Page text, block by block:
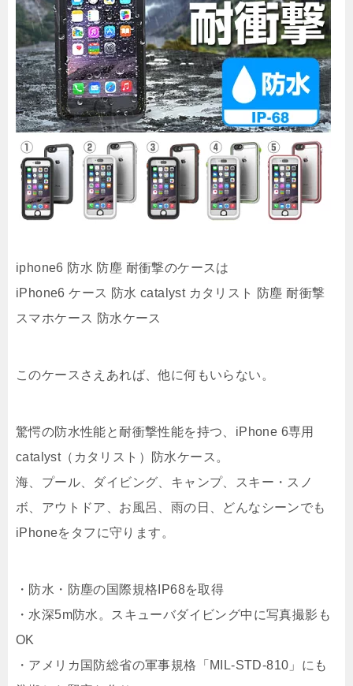
iphone6 防水 防塵 耐衝撃のケースは
iPhone6 ケース 防水 catalyst カタリスト 防塵 耐衝撃
スマホケース 防水ケース
このケースさえあれば、他に何もいらない。
驚愕の防水性能と耐衝撃性能を持つ、iPhone 6専用
catalyst（カタリスト）防水ケース。
海、プール、ダイビング、キャンプ、スキー・スノ
ボ、アウトドア、お風呂、雨の日、どんなシーンでも
iPhoneをタフに守ります。
・防水・防塵の国際規格IP68を取得
・水深5m防水。スキューバダイビング中に写真撮影も
OK
・アメリカ国防総省の軍事規格「MIL-STD-810」にも